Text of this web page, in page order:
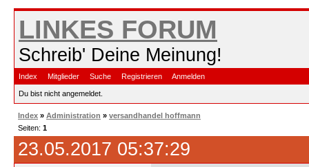
LINKES FORUM
Schreib' Deine Meinung!
Index Mitglieder Suche Registrieren Anmelden
Du bist nicht angemeldet.
Index » Administration » versandhandel hoffmann
Seiten: 1
23.05.2017 05:37:29